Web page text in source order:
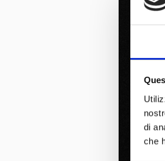
di
che